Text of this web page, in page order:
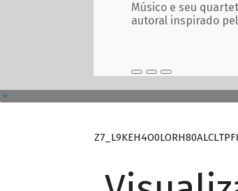
Músico e seu
autoral inspirado